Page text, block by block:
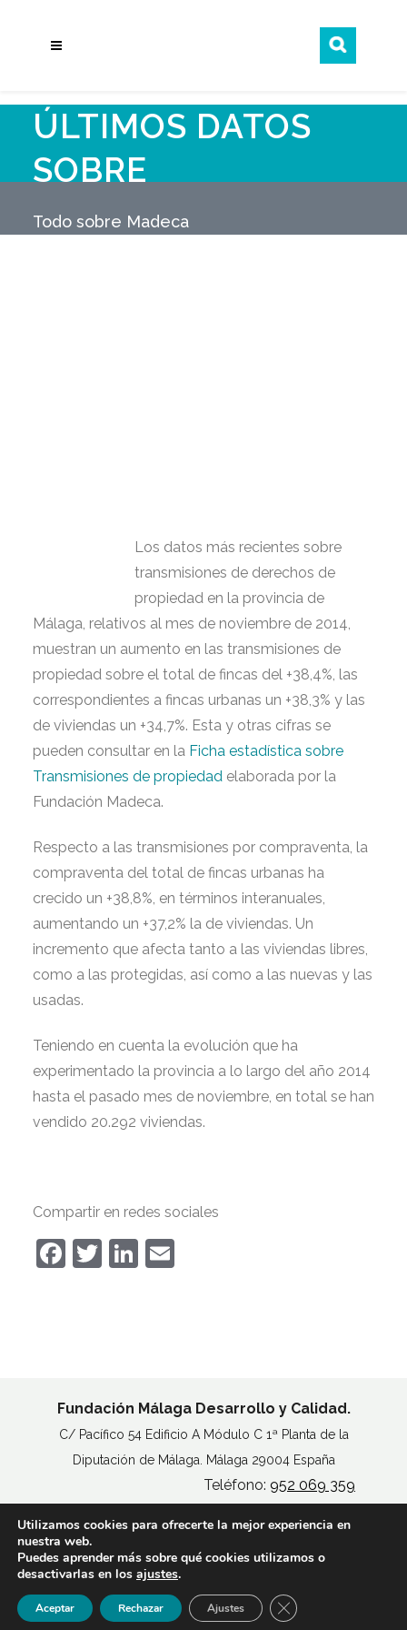
ÚLTIMOS DATOS
SOBRE
TRANSMISIÓN DE
Todo sobre Madeca
Los datos más recientes sobre
transmisiones de derechos de
propiedad en la provincia de
Málaga, relativos al mes de noviembre de 2014,
muestran un aumento en las transmisiones de
propiedad sobre el total de fincas del +38,4%, las
correspondientes a fincas urbanas un +38,3% y las
de viviendas un +34,7%. Esta y otras cifras se
pueden consultar en la Ficha estadística sobre
Transmisiones de propiedadelaborada por la
Fundación Madeca.
Respecto a las transmisiones por compraventa, la
compraventa del total de fincas urbanas ha
crecido un +38,8%, en términos interanuales,
aumentando un +37,2% la de viviendas. Un
incremento que afecta tanto a las viviendas libres,
como a las protegidas, así como a las nuevas y las
usadas.
Teniendo en cuenta la evolución que ha
experimentado la provincia a lo largo del año 2014
hasta el pasado mes de noviembre, en total se han
vendido 20.292 viviendas.
Compartir en redes sociales
Facebook
TwitterLinkedIn
Email
Fundación Málaga Desarrollo y Calidad.
C/ Pacífico 54 Edificio A Módulo C 1ª Planta de la
Diputación de Málaga. Málaga 29004 España
Teléfono: 952 069 359
MAPA DEL SITIO
AVISO LEGAL
POLÍTICA DE COOKIES
© CopyrightFundación Madeca
Utilizamos cookies para ofrecerte la mejor experiencia en
nuestra web.
Puedes aprender más sobre qué cookies utilizamos o
desactivarlas en los ajustes.
Aceptar Rechazar Ajustes Cerrar el banner de